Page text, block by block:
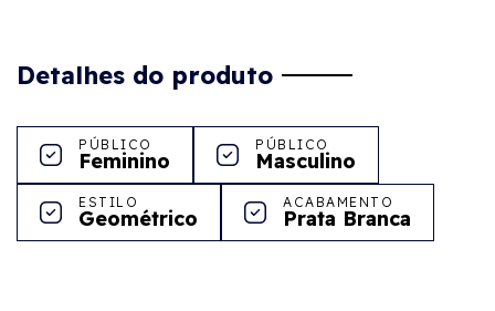
Detalhes do produto
PÚBLICO
Feminino
PÚBLICO
Masculino
ESTILO
Geométrico
ACABAMENTO
Prata Branca